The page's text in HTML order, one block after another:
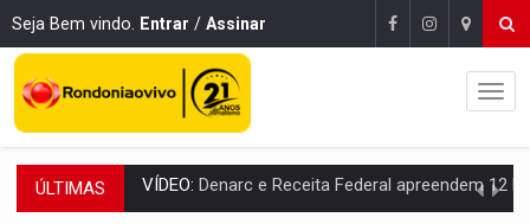
Seja Bem vindo. Entrar / Assinar
ÚLTIMAS OPERAÇÃO DA PC:Membros do CV são presos com armas e drogas após